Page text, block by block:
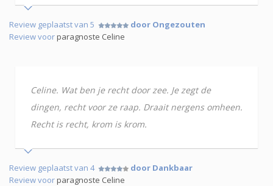
Review geplaatst van 5
door Ongezouten
Review voorparagnoste Celine
Celine. Wat ben je recht door zee. Je zegt de
dingen, recht voor ze raap. Draait nergens omheen.
Recht is recht, krom is krom.
Review geplaatst van 4
door Dankbaar
Review voorparagnoste Celine